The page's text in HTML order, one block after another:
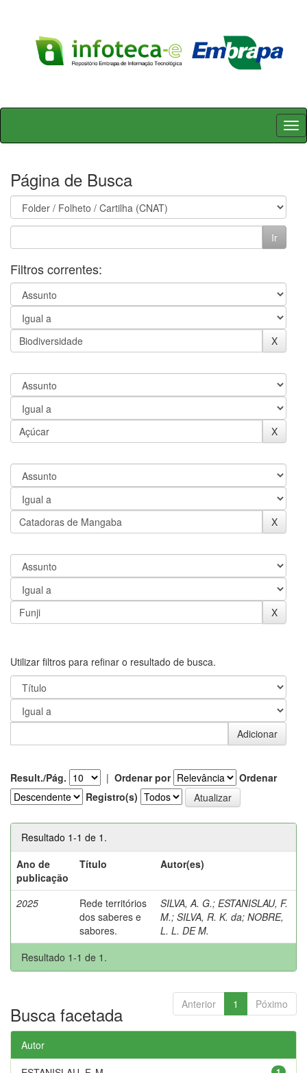
Skip
Página de Busca
Filtros correntes:
Utilizar filtros para refinar o resultado de busca.
Result./Pág. | Ordenar por
Ordenar
Registro(s)
Resultado 1-1 de 1.
Ano de
publicação
Título Autor(es)
2025
Rede territórios
dos saberes e
sabores.
SILVA, A. G.; ESTANISLAU, F.
M.; SILVA, R. K. da; NOBRE,
L. L. DE M.
Resultado 1-1 de 1.
Anterior 1 Póximo
Busca facetada
Autor